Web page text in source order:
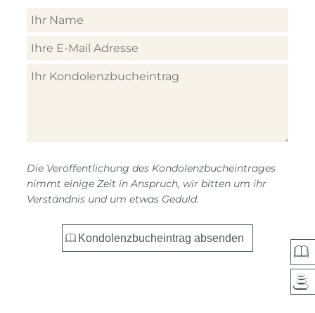
Die Veröffentlichung des Kondolenzbucheintrages
nimmt einige Zeit in Anspruch, wir bitten um ihr
Verständnis und um etwas Geduld.